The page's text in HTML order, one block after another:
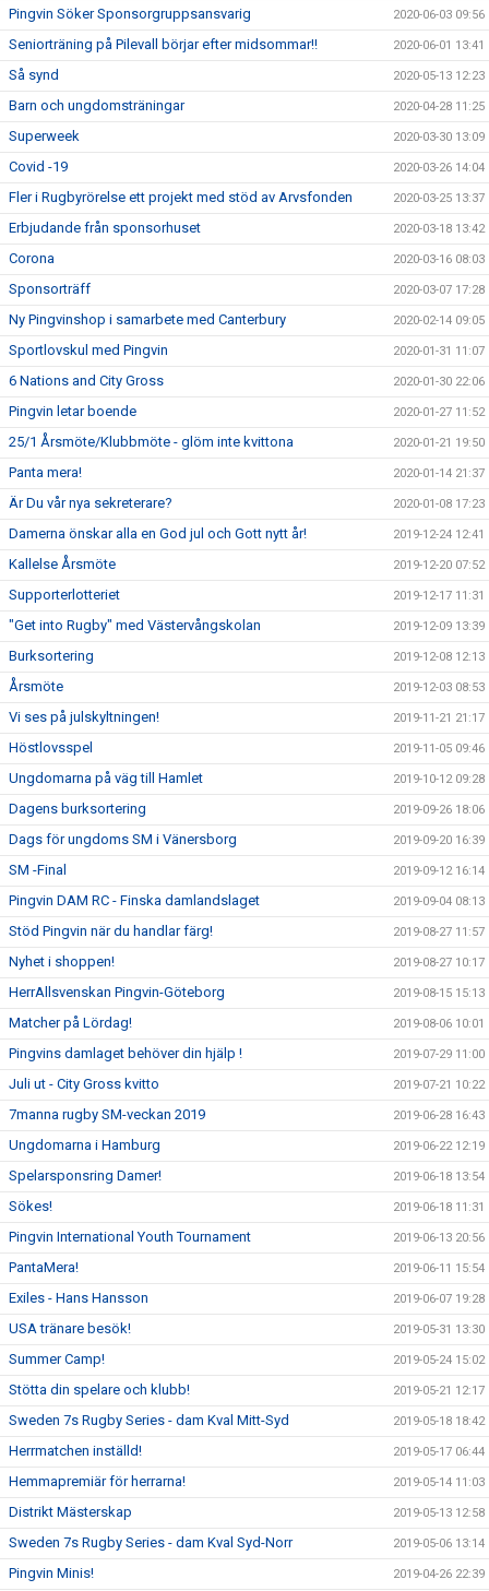
Pingvin Söker Sponsorgruppsansvarig 2020-06-03 09:56
Seniorträning på Pilevall börjar efter midsommar!! 2020-06-01 13:41
Så synd 2020-05-13 12:23
Barn och ungdomsträningar 2020-04-28 11:25
Superweek 2020-03-30 13:09
Covid -19 2020-03-26 14:04
Fler i Rugbyrörelse ett projekt med stöd av Arvsfonden 2020-03-25 13:37
Erbjudande från sponsorhuset 2020-03-18 13:42
Corona 2020-03-16 08:03
Sponsorträff 2020-03-07 17:28
Ny Pingvinshop i samarbete med Canterbury 2020-02-14 09:05
Sportlovskul med Pingvin 2020-01-31 11:07
6 Nations and City Gross 2020-01-30 22:06
Pingvin letar boende 2020-01-27 11:52
25/1 Årsmöte/Klubbmöte - glöm inte kvittona 2020-01-21 19:50
Panta mera! 2020-01-14 21:37
Är Du vår nya sekreterare? 2020-01-08 17:23
Damerna önskar alla en God jul och Gott nytt år! 2019-12-24 12:41
Kallelse Årsmöte 2019-12-20 07:52
Supporterlotteriet 2019-12-17 11:31
"Get into Rugby" med Västervångskolan 2019-12-09 13:39
Burksortering 2019-12-08 12:13
Årsmöte 2019-12-03 08:53
Vi ses på julskyltningen! 2019-11-21 21:17
Höstlovsspel 2019-11-05 09:46
Ungdomarna på väg till Hamlet 2019-10-12 09:28
Dagens burksortering 2019-09-26 18:06
Dags för ungdoms SM i Vänersborg 2019-09-20 16:39
SM -Final 2019-09-12 16:14
Pingvin DAM RC - Finska damlandslaget 2019-09-04 08:13
Stöd Pingvin när du handlar färg! 2019-08-27 11:57
Nyhet i shoppen! 2019-08-27 10:17
HerrAllsvenskan Pingvin-Göteborg 2019-08-15 15:13
Matcher på Lördag! 2019-08-06 10:01
Pingvins damlaget behöver din hjälp ! 2019-07-29 11:00
Juli ut - City Gross kvitto 2019-07-21 10:22
7manna rugby SM-veckan 2019 2019-06-28 16:43
Ungdomarna i Hamburg 2019-06-22 12:19
Spelarsponsring Damer! 2019-06-18 13:54
Sökes! 2019-06-18 11:31
Pingvin International Youth Tournament 2019-06-13 20:56
PantaMera! 2019-06-11 15:54
Exiles - Hans Hansson 2019-06-07 19:28
USA tränare besök! 2019-05-31 13:30
Summer Camp! 2019-05-24 15:02
Stötta din spelare och klubb! 2019-05-21 12:17
Sweden 7s Rugby Series - dam Kval Mitt-Syd 2019-05-18 18:42
Herrmatchen inställd! 2019-05-17 06:44
Hemmapremiär för herrarna! 2019-05-14 11:03
Distrikt Mästerskap 2019-05-13 12:58
Sweden 7s Rugby Series - dam Kval Syd-Norr 2019-05-06 13:14
Pingvin Minis! 2019-04-26 22:39